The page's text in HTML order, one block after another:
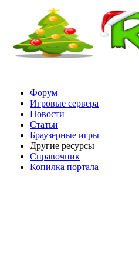
Форум
Игровые сервера
Новости
Статьи
Браузерные игры
Другие ресурсы
Справочник
Копилка портала